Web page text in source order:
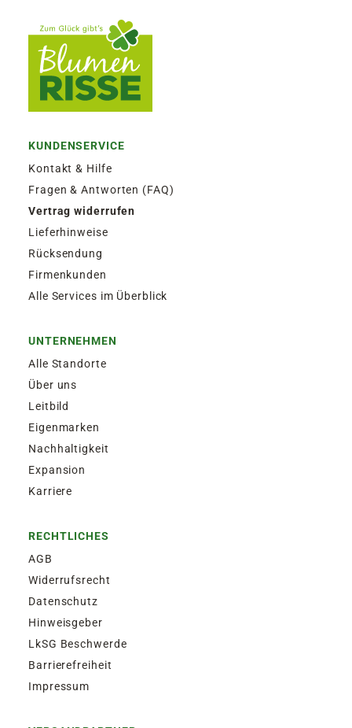
KUNDENSERVICE
Kontakt & Hilfe
Fragen & Antworten (FAQ)
Vertrag widerrufen
Lieferhinweise
Rücksendung
Firmenkunden
Alle Services im Überblick
UNTERNEHMEN
Alle Standorte
Über uns
Leitbild
Eigenmarken
Nachhaltigkeit
Expansion
Karriere
RECHTLICHES
AGB
Widerrufsrecht
Datenschutz
Hinweisgeber
LkSG Beschwerde
Barrierefreiheit
Impressum